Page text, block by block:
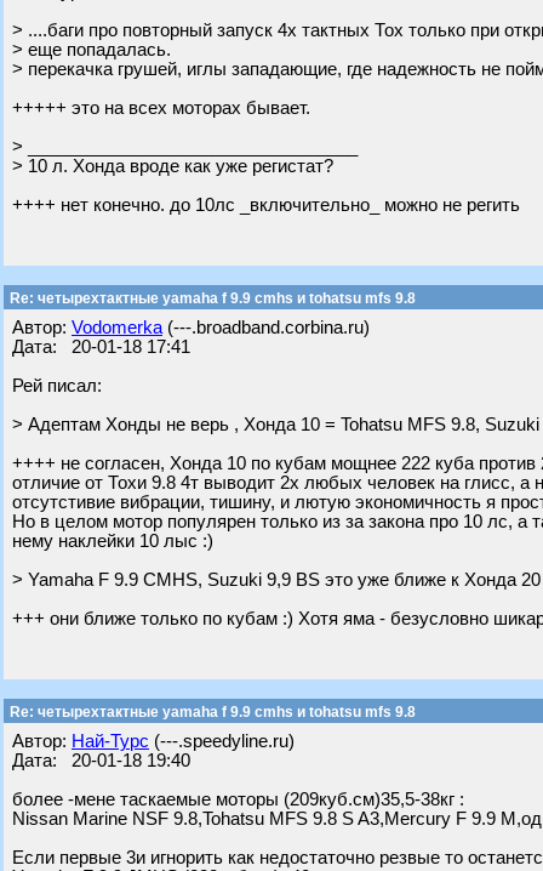
> ....баги про повторный запуск 4х тактных Тох только при
> еще попадалась.
> перекачка грушей, иглы западающие, где надежность не
+++++ это на всех моторах бывает.
> __________________________________
> 10 л. Хонда вроде как уже регистат?
++++ нет конечно. до 10лс _включительно_ можно не регить
Re: четырехтактные yamaha f 9.9 cmhs и tohatsu mfs 9.8
Автор: Vodomerka (---.broadband.corbina.ru)
Дата: 20-01-18 17:41
Рей писал:
> Адептам Хонды не верь , Хонда 10 = Tohatsu MFS 9.8, Suzuki
++++ не согласен, Хонда 10 по кубам мощнее 222 куба против
отличие от Тохи 9.8 4т выводит 2х любых человек на глисс,
отсутстивие вибрации, тишину, и лютую экономичность я
Но в целом мотор популярен только из за закона про 10 лс, а
нему наклейки 10 лыс :)
> Yamaha F 9.9 CMHS, Suzuki 9,9 BS это уже ближе к Хонда 20
+++ они ближе только по кубам :) Хотя яма - безусловно
Re: четырехтактные yamaha f 9.9 cmhs и tohatsu mfs 9.8
Автор: Най-Турс (---.speedyline.ru)
Дата: 20-01-18 19:40
более -мене таскаемые моторы (209куб.см)35,5-38кг :
Nissan Marine NSF 9.8,Tohatsu MFS 9.8 S A3,Mercury F 9.9
Если первые 3и игнорить как недостаточно резвые то